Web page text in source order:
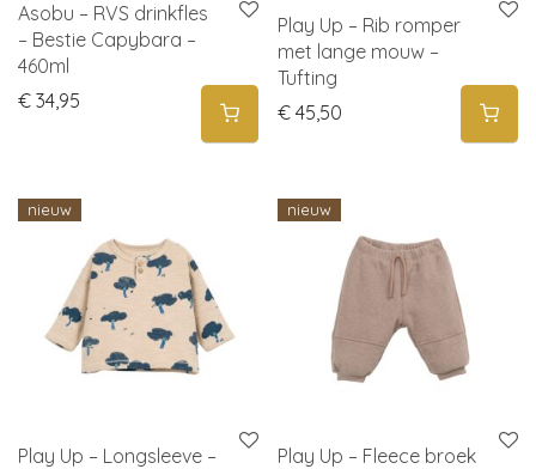
Asobu – RVS drinkfles
– Bestie Capybara –
460ml
€ 34,95
Play Up – Rib romper
met lange mouw –
Tufting
€ 45,50
nieuw
Play Up – Longsleeve –
nieuw
Play Up – Fleece broek